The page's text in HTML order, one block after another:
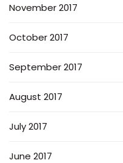
November 2017
October 2017
September 2017
August 2017
July 2017
June 2017